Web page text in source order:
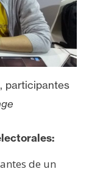
participantes
de un